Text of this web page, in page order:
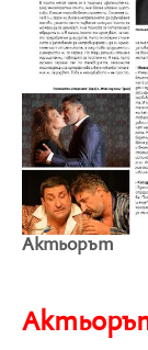
Aктьорът